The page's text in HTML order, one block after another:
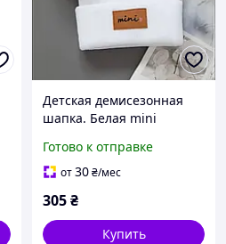
Детская демисезонная
шапка. Белая mini
для малышей 0-6 месяца
Готово к отправке
от30₴/мес
305₴
Купить